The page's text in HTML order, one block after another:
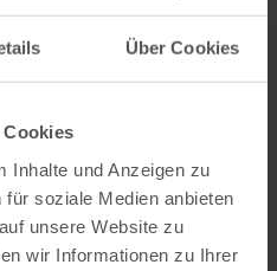
Über Cookies
Cookies
Inhalte und Anzeigen zu
soziale Medien anbieten
unsere Website zu
wir Informationen zu Ihrer
PLANEN